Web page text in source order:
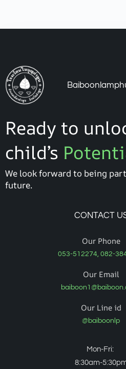
Ready to
child’s
We look forward to being
future.
CONTACT
Our Phone
053-512274, 082-
Our Email
Our Line id
@baiboonlp
Mon-Fri:
8:30am-